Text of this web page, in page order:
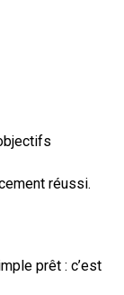
réussi.
prêt : c’est